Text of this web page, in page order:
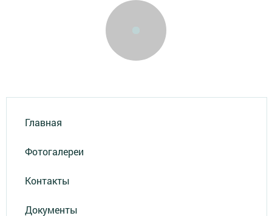
Главная
Фотогалереи
Контакты
Документы